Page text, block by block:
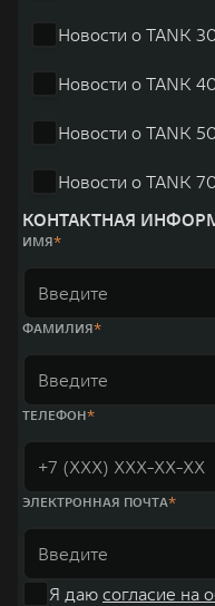
Новости о TANK
Новости о TANK
Новости о TANK
Новости о TANK
КОНТАКТНАЯ
ИМЯ
ФАМИЛИЯ
ТЕЛЕФОН
ЭЛЕКТРОННАЯ ПОЧТА
Я даю согласие на